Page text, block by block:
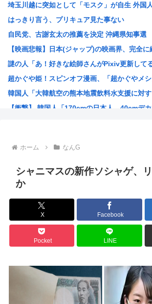
ホリエモン「面接でさ、納豆パックの薄いフィ
【衝撃】れいわ新選組、「いのちの党」に党
【画像】能年玲奈さん、穴あきスカート姿が強
坊さんを今すぐ皆殺しにするべき理由が詰ま
福島県に住む普通の人「助けて、家を赤くした
台風15号「チャンホン」東日本の盆休み潰す
【速報】北海道江別大学生殺人事件、主犯格
埼玉川越に突如として「モスク」が自生 外国
はっきり言う、プリキュア見た事ない
自民党、古謝玄太の推薦を決定 沖縄県知事選
【映画悲報】日本(ジャップ)の映画界、完全
謎の人「あ！好きな絵師さんがPixiv更新して
超かぐや姫！スピンオフ漫画、「超かぐやメ
韓国人「大韓航空の熊本地震飲料水支援に対
【衝撃】 韓国人「170cmの日本人、40cmデカ
米農家「60kg作って1万8000円…コストは2万
井口裕香さん、「ケツ鍛えるより演技力鍛え
氷河期世代『ルッキズムが一番酷かったのは
ちいかわ映画見てきたんやがバッドエンドすぎ
熊本県民「俺たち逆らわねえだぁ！自民党様
お絵描きAIくん、読む本が決まらない、可愛い
お前らお盆の準備をしたか？国父安倍晋三が
韓国人「悲報：FIFA会長にさえ2002年W杯で
韓国人「日本のサッカー協会も性接待やって
小泉進次郎「北朝鮮に厳重に抗議し、強く非難
ホーム なんG
シャニマスの新作ソシャゲ、
か
X Facebook
Pocket LINE